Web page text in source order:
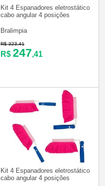
Kit 4 Espanadores eletrostático
cabo angular 4 posições
Bralimpia
R$ 323,41
R$ 247,41
Kit 4 Espanadores eletrostático
cabo angular 4 posições